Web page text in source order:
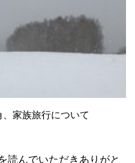
家族旅行について
読んでいただきありがと